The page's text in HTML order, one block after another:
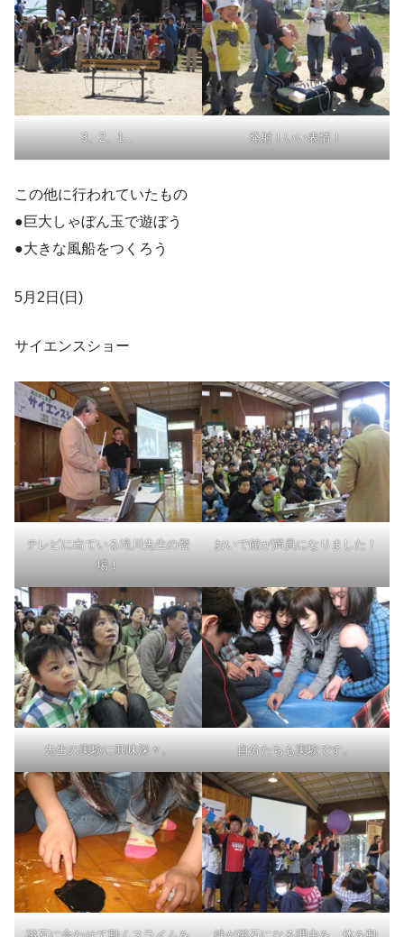
3、2、1… 発射！いい表情！
この他に行われていたもの
●巨大しゃぼん玉で遊ぼう
●大きな風船をつくろう
5月2日(日)
サイエンスショー
テレビに出ている滝川先生の登
場！
おいで館が満員になりました！
先生の実験に興味深々。 自分たちも実験です。